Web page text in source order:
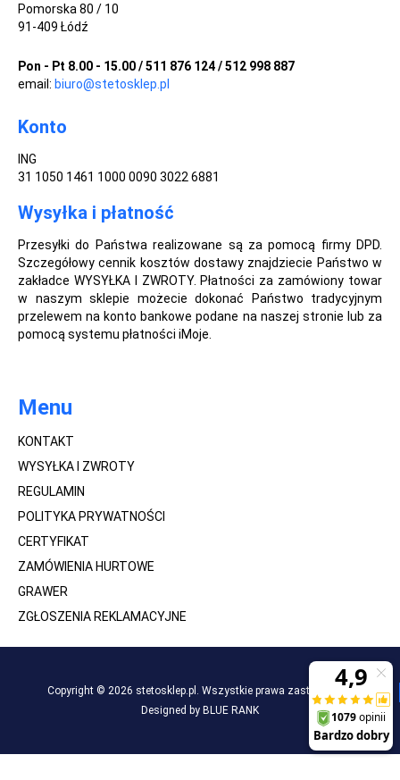
Pomorska 80 / 10
91-409 Łódź
Pon - Pt 8.00 - 15.00 / 511 876 124 / 512 998 887
email: biuro@stetosklep.pl
Konto
ING
31 1050 1461 1000 0090 3022 6881
Wysyłka i płatność
Przesyłki do Państwa realizowane są za pomocą firmy DPD.
Szczegółowy cennik kosztów dostawy znajdziecie Państwo w
zakładce WYSYŁKA I ZWROTY. Płatności za zamówiony towar
w naszym sklepie możecie dokonać Państwo tradycyjnym
przelewem na konto bankowe podane na naszej stronie lub za
pomocą systemu płatności iMoje.
Menu
KONTAKT
WYSYŁKA I ZWROTY
REGULAMIN
POLITYKA PRYWATNOŚCI
CERTYFIKAT
ZAMÓWIENIA HURTOWE
GRAWER
ZGŁOSZENIA REKLAMACYJNE
Copyright © 2026 stetosklep.pl. Wszystkie prawa zastrzeżone.
Designed by BLUE RANK